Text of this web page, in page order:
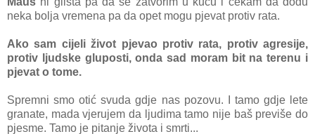
neka bolja vremena pa da opet mogu pjevat protiv rata.
Ako sam cijeli život pjevao protiv rata, protiv agresije,
protiv ljudske gluposti, onda sad moram bit na terenu i
pjevat o tome.
Spremni smo otić svuda gdje nas pozovu. I tamo gdje lete
granate, mada vjerujem da ljudima tamo nije baš previše do
pjesme. Tamo je pitanje života i smrti...